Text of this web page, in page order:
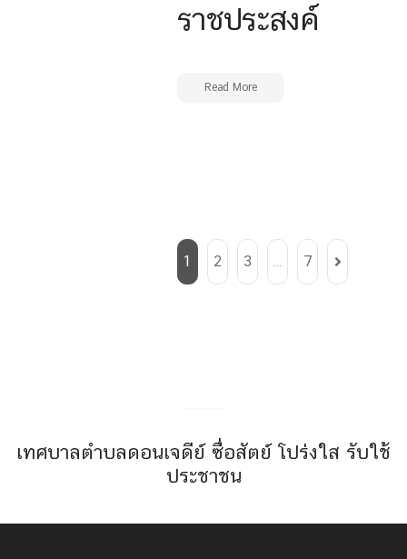
ราชประสงค์
Read More
1 2 3 … 7
เทศบาลตำบลดอนเจดีย์ ซื่อสัตย์ โปร่งใส รับใช้
ประชาชน